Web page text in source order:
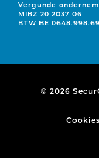
Vergunde
MIBZ 20 2037 06
BTW BE
© 2026
Cookies